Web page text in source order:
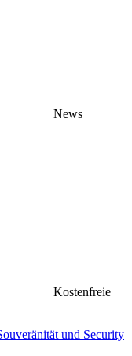
News
Kostenfreie
und Security